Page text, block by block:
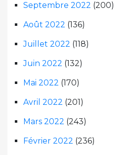
Septembre 2022 (200)
Août 2022 (136)
Juillet 2022 (118)
Juin 2022 (132)
Mai 2022 (170)
Avril 2022 (201)
Mars 2022 (243)
Février 2022 (236)